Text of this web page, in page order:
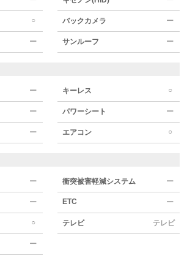
○ バックカメラ ー
ー サンルーフ ー
ー キーレス ○
ー パワーシート ー
ー エアコン ○
ー 衝突被害軽減システム ー
ー ETC ー
○ テレビ テレビ
ー